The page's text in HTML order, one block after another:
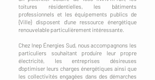
toitures résidentielles, les bâtiments
professionnels et les équipements publics de
{Ville} disposent d'une ressource énergétique
renouvelable particulièrement intéressante.
Chez Inep Énergies Sud, nous accompagnons les
particuliers souhaitant produire leur propre
électricité, les entreprises désireuses
d'optimiser leurs charges énergétiques ainsi que
les collectivités engagées dans des démarches